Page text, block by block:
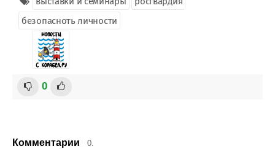
безопасноть личности
0
Комментарии 0.